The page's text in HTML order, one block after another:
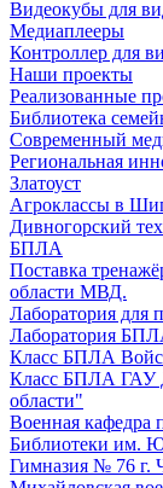
Видеокубы для
Медиаплееры
Контроллер для
Наши проекты
Реализованные
Библиотека
Современный
Региональная
Златоуст
Агроклассы в
Дивногорский
БПЛА
Поставка
области МВД.
Лаборатория для
Лаборатория
Класс БПЛА
Класс БПЛА
области"
Военная
Библиотеки им.
Гимназия № 76 г.